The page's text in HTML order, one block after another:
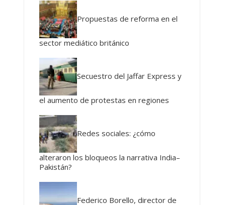
Propuestas de reforma en el
sector mediático británico
Secuestro del Jaffar Express y
el aumento de protestas en regiones
Redes sociales: ¿cómo
alteraron los bloqueos la narrativa India–
Pakistán?
Federico Borello, director de